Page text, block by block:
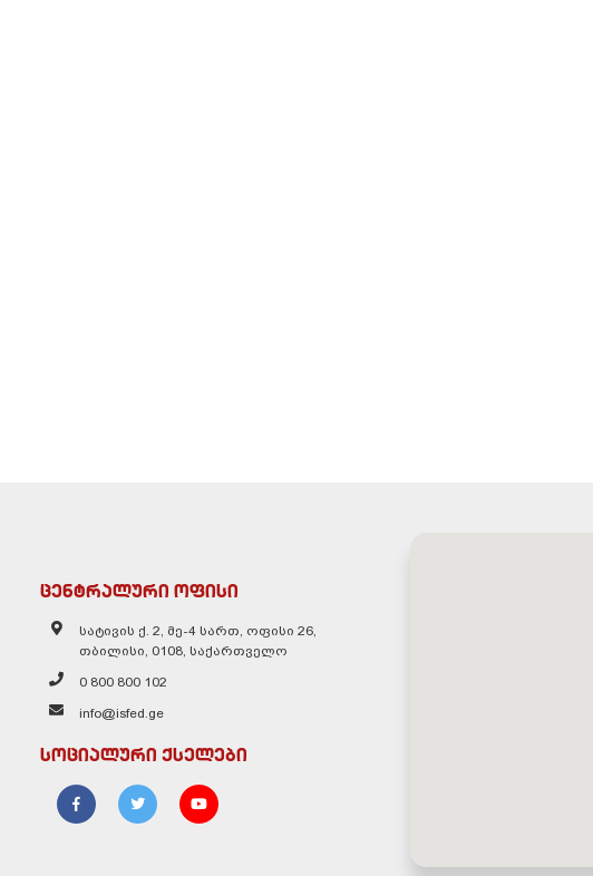
ცენტრალური ოფისი
სატივის ქ. 2, მე-4 სართ, ოფისი 26,
თბილისი, 0108, საქართველო
0 800 800 102
info@isfed.ge
სოციალური ქსელები